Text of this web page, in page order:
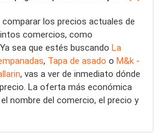
comparar los precios actuales de
comercios, como
. Ya sea que estés buscando La
, Tapa de asado o M&k -
, vas a ver de inmediato dónde
La oferta más económica
nombre del comercio, el precio y